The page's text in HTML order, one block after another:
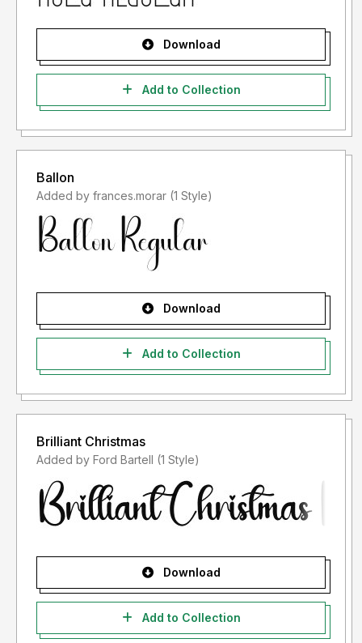
Download
Add to Collection
Ballon
Added by frances.morar (1 Style)
Download
Add to Collection
Brilliant Christmas
Added by Ford Bartell (1 Style)
Download
Add to Collection